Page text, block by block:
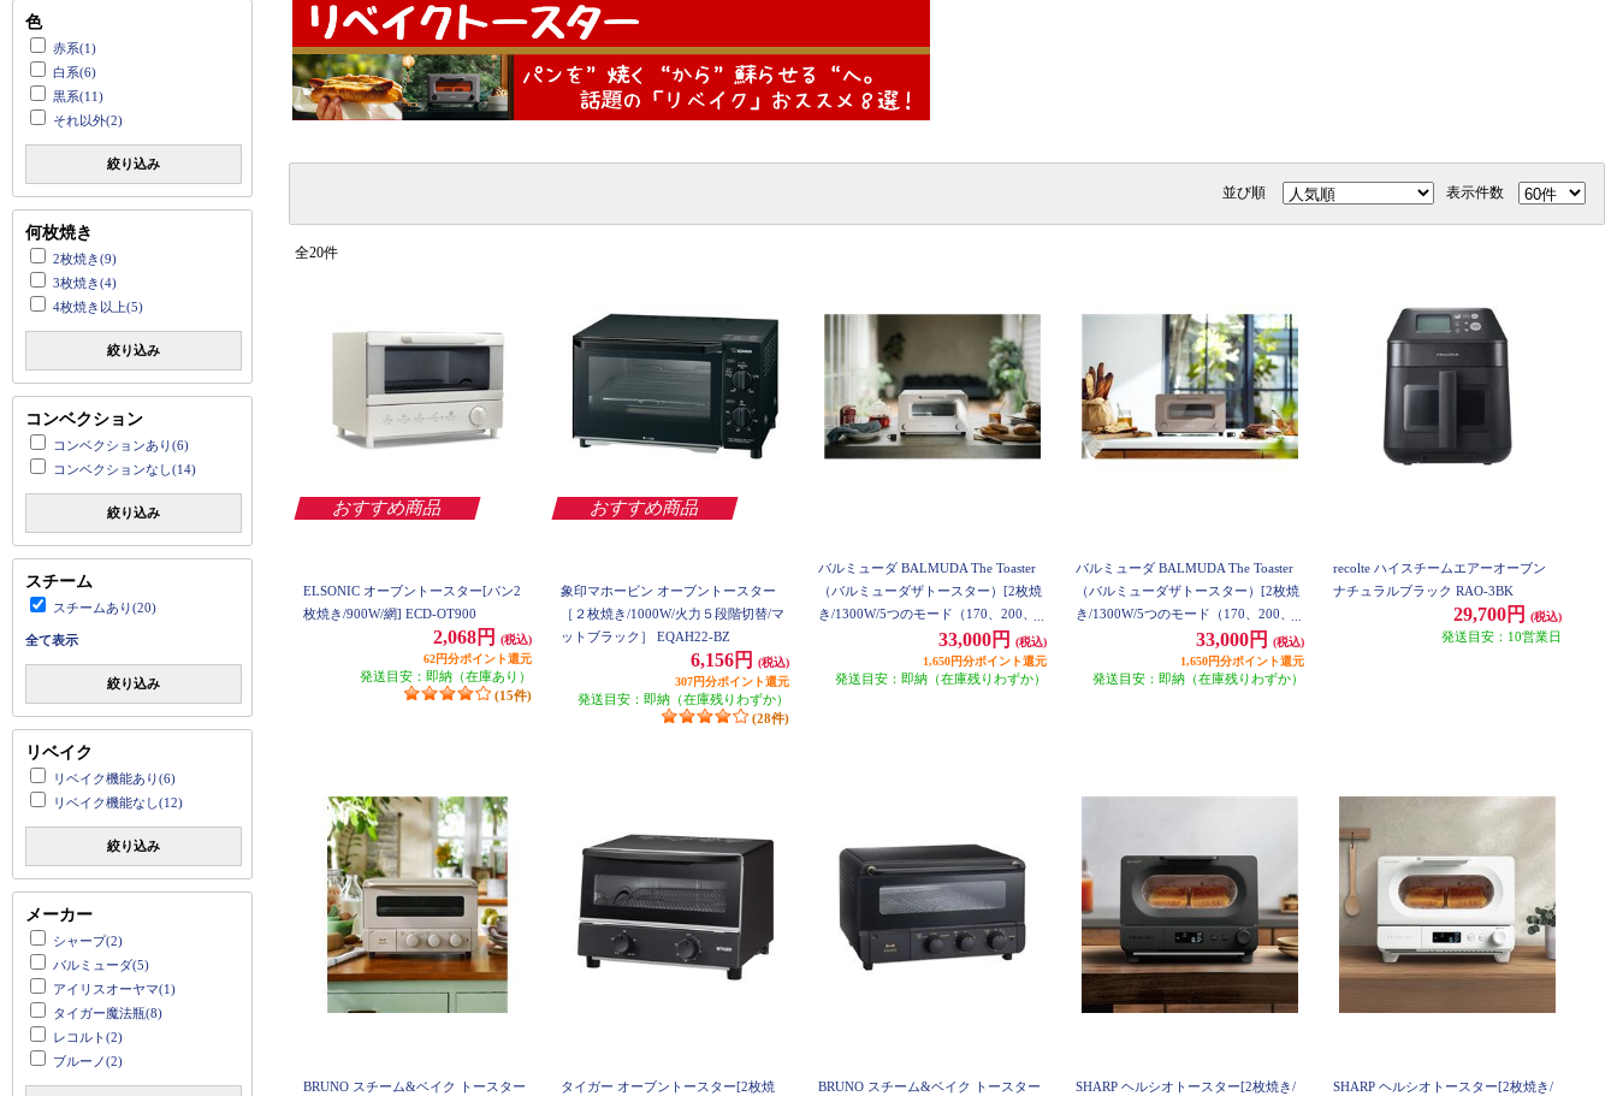
色
赤系(1)
白系(6)
黒系(11)
それ以外(2)
絞り込み
何枚焼き
2枚焼き(9)
3枚焼き(4)
4枚焼き以上(5)
絞り込み
コンベクション
コンベクションあり(6)
コンベクションなし(14)
絞り込み
スチーム
スチームあり(20)
全て表示
絞り込み
リベイク
リベイク機能あり(6)
リベイク機能なし(12)
絞り込み
メーカー
シャープ(2)
バルミューダ(5)
アイリスオーヤマ(1)
タイガー魔法瓶(8)
レコルト(2)
ブルーノ(2)
並び順 表示件数
全20件
おすすめ商品
ELSONIC オーブントースター[パン2
枚焼き/900W/網] ECD-OT900
2,068円
(税込)
62円分ポイント還元
発送目安：即納（在庫あり）
(15件)
おすすめ商品
象印マホービン オーブントースター
［２枚焼き/1000W/火力５段階切替/マ
ットブラック］ EQAH22-BZ
6,156円
(税込)
307円分ポイント還元
発送目安：即納（在庫残りわずか）
(28件)
バルミューダ BALMUDA The Toaster
（バルミューダザトースター）[2枚焼
き/1300W/5つのモード（170、200、2
30°C）/5ccカップ付/ホワイト] K11A-
33,000円
(税込)
1,650円分ポイント還元
発送目安：即納（在庫残りわずか）
バルミューダ BALMUDA The Toaster
（バルミューダザトースター）[2枚焼
き/1300W/5つのモード（170、200、2
30°C）/5ccカップ付/ショコラ] K11A-C
33,000円
(税込)
1,650円分ポイント還元
発送目安：即納（在庫残りわずか）
recolte ハイスチームエアーオーブン
ナチュラルブラック RAO-3BK
29,700円 (税込)
発送目安：10営業日
BRUNO スチーム&ベイク トースター
タイガー オーブントースター[2枚焼
BRUNO スチーム&ベイク トースター
SHARP ヘルシオトースター[2枚焼き/
SHARP ヘルシオトースター[2枚焼き/